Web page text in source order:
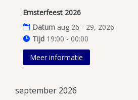
Emsterfeest 2026
Datum aug 26 - 29, 2026
Tijd 19:00 - 00:00
Meer informatie
september 2026